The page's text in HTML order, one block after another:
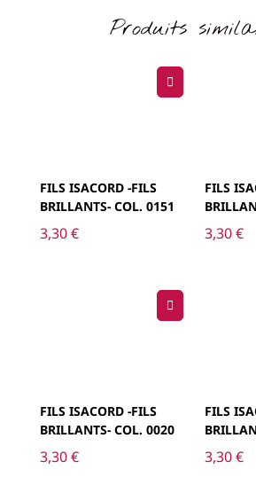
Produits
FILS ISACORD -FILS
BRILLANTS- COL. 0151
3,30€
FILS
3,30€
FILS ISACORD -FILS
BRILLANTS- COL. 0020
3,30€
FILS
3,30€